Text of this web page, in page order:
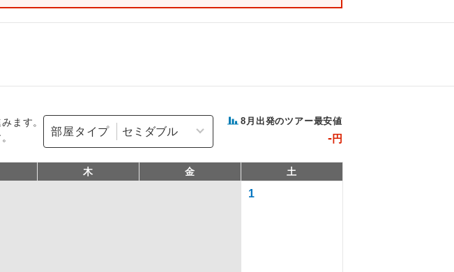
ます。
部屋タイプ
8 月出発のツアー最安値
-円
木 金 土
1